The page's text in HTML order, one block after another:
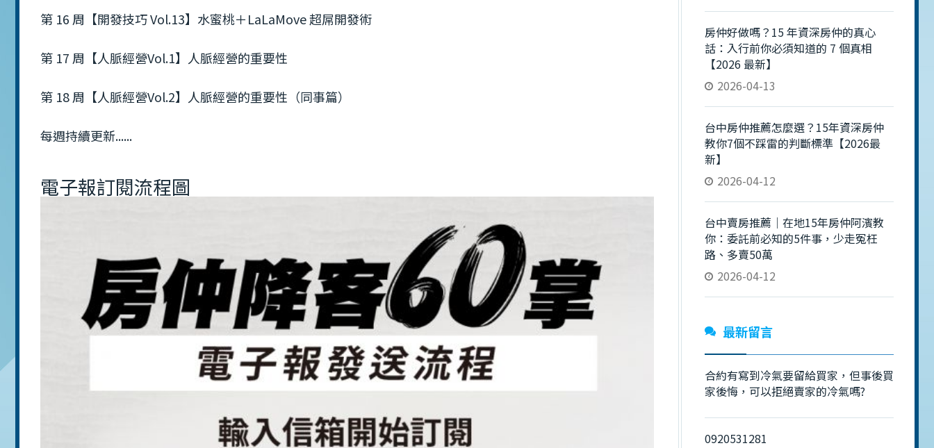
第 16 周【開發技巧 Vol.13】水蜜桃＋LaLaMove 超屌開發術
第 17 周【人脈經營Vol.1】人脈經營的重要性
第 18 周【人脈經營Vol.2】人脈經營的重要性（同事篇）
每週持續更新......
電子報訂閱流程圖
房仲好做嗎？15 年資深房仲的真心
話：入行前你必須知道的 7 個真相
【2026 最新】
2026-04-13
台中房仲推薦怎麼選？15年資深房仲
教你7個不踩雷的判斷標準【2026最
新】
2026-04-12
台中賣房推薦｜在地15年房仲阿濱教
你：委託前必知的5件事，少走冤枉
路、多賣50萬
2026-04-12
最新留言
合約有寫到冷氣要留給買家，但事後買
家後悔，可以拒絕賣家的冷氣嗎?
0920531281